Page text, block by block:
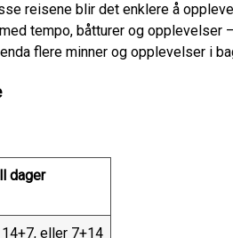
reisene blir det enklere å
tempo, båtturer og opplevelser
flere minner og opplevelser i
dager
14+7, eller 7+14